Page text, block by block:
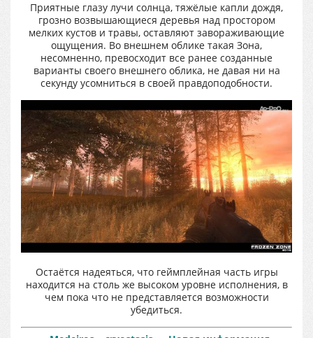
Приятные глазу лучи солнца, тяжёлые капли дождя,
грозно возвышающиеся деревья над простором
мелких кустов и травы, оставляют завораживающие
ощущения. Во внешнем облике такая Зона,
несомненно, превосходит все ранее созданные
варианты своего внешнего облика, не давая ни на
секунду усомниться в своей правдоподобности.
Остаётся надеяться, что геймплейная часть игры
находится на столь же высоком уровне исполнения, в
чем пока что не представляется возможности
убедиться.